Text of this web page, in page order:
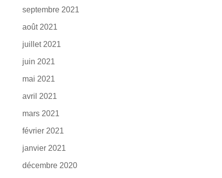
septembre 2021
août 2021
juillet 2021
juin 2021
mai 2021
avril 2021
mars 2021
février 2021
janvier 2021
décembre 2020